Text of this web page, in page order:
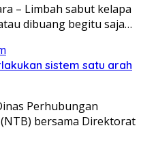
– Limbah sabut kelapa
dibuang begitu saja…
sistem satu arah
Perhubungan
bersama Direktorat